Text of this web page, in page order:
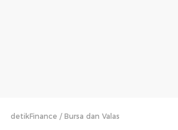
detikFinance Bursa dan Valas